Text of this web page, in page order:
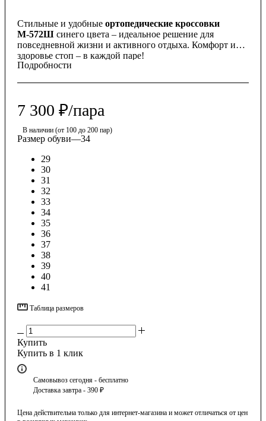
Стильные и удобные ортопедические кроссовки
М-572Ш синего цвета – идеальное решение для
повседневной жизни и активного отдыха. Комфорт и
здоровье стоп – в каждой паре!
Подробности
7 300 ₽/пара
В наличии (от 100 до 200 пар)
Размер обуви—34
29
30
31
32
33
34
35
36
37
38
39
40
41
Таблица размеров
Купить
Купить в 1 клик
Самовывоз сегодня - бесплатно
Доставка завтра - 390 ₽
Цена действительна только для интернет-магазина и может отличаться от цен